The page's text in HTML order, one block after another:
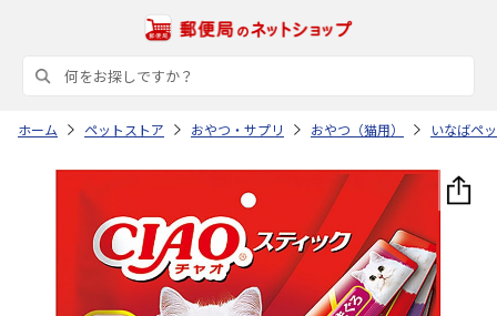
ホーム ペットストア おやつ・サプリ おやつ（猫用） いなばペ